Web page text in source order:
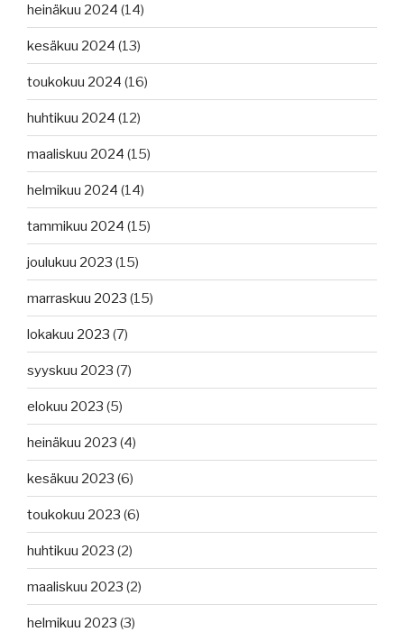
heinäkuu 2024 (14)
kesäkuu 2024 (13)
toukokuu 2024 (16)
huhtikuu 2024 (12)
maaliskuu 2024 (15)
helmikuu 2024 (14)
tammikuu 2024 (15)
joulukuu 2023 (15)
marraskuu 2023 (15)
lokakuu 2023 (7)
syyskuu 2023 (7)
elokuu 2023 (5)
heinäkuu 2023 (4)
kesäkuu 2023 (6)
toukokuu 2023 (6)
huhtikuu 2023 (2)
maaliskuu 2023 (2)
helmikuu 2023 (3)